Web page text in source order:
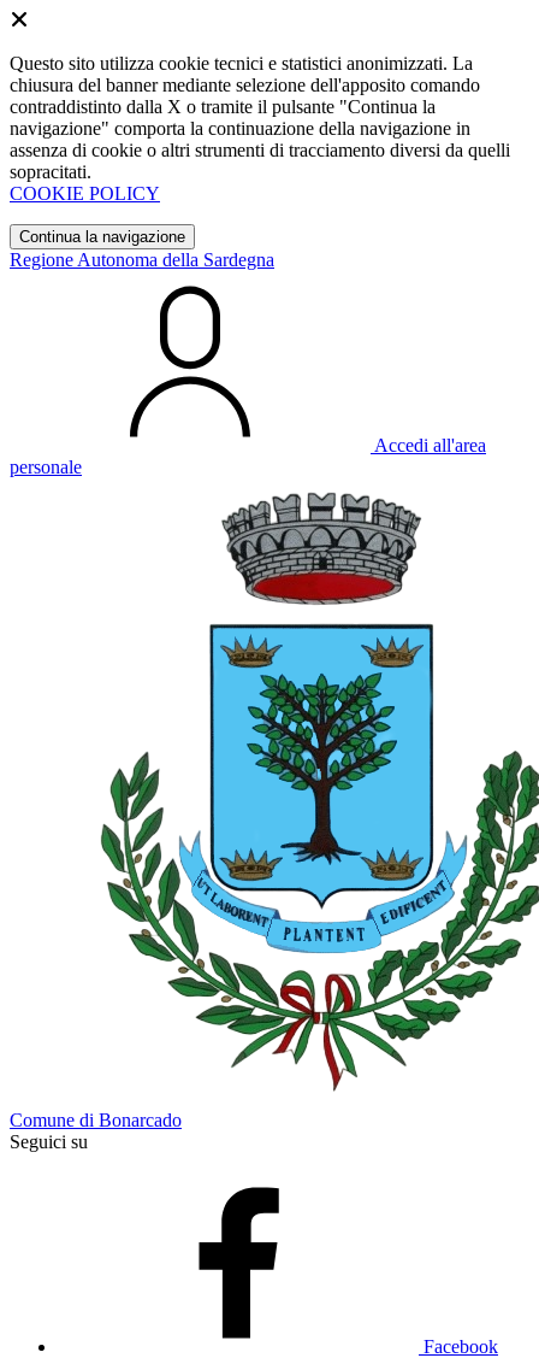
Questo sito utilizza cookie tecnici e statistici anonimizzati. La
chiusura del banner mediante selezione dell'apposito comando
contraddistinto dalla X o tramite il pulsante "Continua la
navigazione" comporta la continuazione della navigazione in
assenza di cookie o altri strumenti di tracciamento diversi da quelli
sopracitati.
COOKIE POLICY
Continua la navigazione
Regione Autonoma della Sardegna
Accedi all'area
personale
Comune di Bonarcado
Seguici su
Facebook